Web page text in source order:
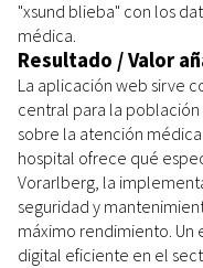
"xsund blieba" con los
médica.
Resultado / Valor
La aplicación web sirve
central para la
sobre la atención
hospital ofrece qué
Vorarlberg, la
seguridad y
máximo rendimiento.
digital eficiente en el